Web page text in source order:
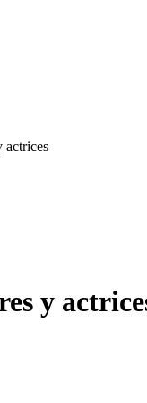
actrices
y